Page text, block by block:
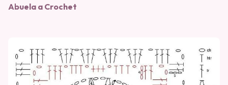
Abuela a Crochet